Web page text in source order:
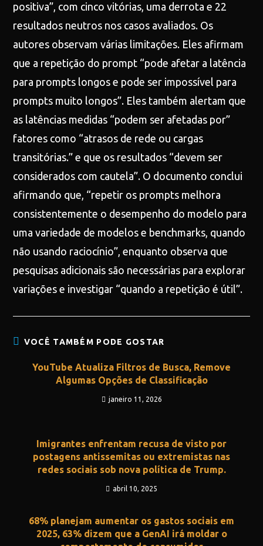
positiva”, com cinco vitórias, uma derrota e 22
resultados neutros nos casos avaliados. Os
autores observam várias limitações. Eles afirmam
que a repetição do prompt “pode afetar a latência
para prompts longos e pode ser impossível para
prompts muito longos”. Eles também alertam que
as latências medidas “podem ser afetadas por”
fatores como “atrasos de rede ou cargas
transitórias.” e que os resultados “devem ser
considerados com cautela”. O documento conclui
afirmando que, “repetir os prompts melhora
consistentemente o desempenho do modelo para
uma variedade de modelos e benchmarks, quando
não usando raciocínio”, enquanto observa que
pesquisas adicionais são necessárias para explorar
variações e investigar “quando a repetição é útil”.
VOCÊ TAMBÉM PODE GOSTAR
YouTube Atualiza Filtros de Busca, Remove
Algumas Opções de Classificação
janeiro 11, 2026
Imigrantes enfrentam recusa de visto por
postagens antissemitas ou extremistas nas
redes sociais sob nova política de Trump.
abril 10, 2025
68% planejam aumentar os gastos sociais em
2025, 63% dizem que a GenAI irá moldar o